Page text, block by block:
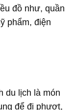
đồ như, quần
phẩm, điện
du lịch là món
để đi phượt,